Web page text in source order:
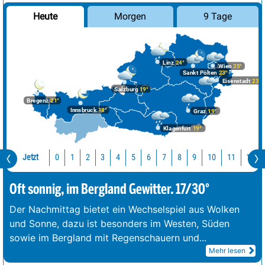
Heute Morgen 9 Tage
Bregenz21°
Graz19°
Innsbruck18°
Klagenfurt 19°
Linz24°
Salzburg19°
Wien 25°
Eisenstadt 23°
Sankt Pölten 23°
Jetzt 0 1 2 3 4 5 6 7 8 9 10 11 12
Oft sonnig, im Bergland Gewitter. 17/30°
Der Nachmittag bietet ein Wechselspiel aus Wolken
und Sonne, dazu ist besonders im Westen, Süden
sowie im Bergland mit Regenschauern und...
Mehr lesen